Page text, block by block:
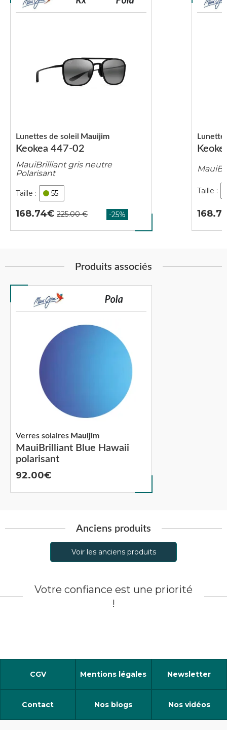
Keokea 447-02
Lunettes de soleil Mauijim
MauiBrilliant gris neutre
Polarisant
55
168.74
Produits associés
MauiBrilliant Blue Hawaii
polarisant
Verres solaires Mauijim
92.00
Anciens produits
Voir les anciens produits
Votre confiance est une priorité
!
CGV Mentions légales Newsletter
Contact Nos blogs Nos vidéos